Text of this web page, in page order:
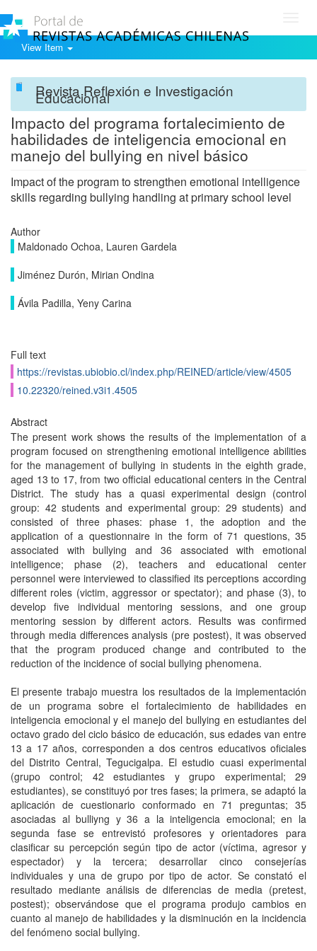
View Item
Revista Reflexión e Investigación
Educacional
Impacto del programa fortalecimiento de
habilidades de inteligencia emocional en
manejo del bullying en nivel básico
Impact of the program to strengthen emotional intelligence
skills regarding bullying handling at primary school level
Author
Maldonado Ochoa, Lauren Gardela
Jiménez Durón, Mirian Ondina
Ávila Padilla, Yeny Carina
Full text
https://revistas.ubiobio.cl/index.php/REINED/article/view/4505
10.22320/reined.v3i1.4505
Abstract
The present work shows the results of the implementation of a
program focused on strengthening emotional intelligence abilities
for the management of bullying in students in the eighth grade,
aged 13 to 17, from two official educational centers in the Central
District. The study has a quasi experimental design (control
group: 42 students and experimental group: 29 students) and
consisted of three phases: phase 1, the adoption and the
application of a questionnaire in the form of 71 questions, 35
associated with bullying and 36 associated with emotional
intelligence; phase (2), teachers and educational center
personnel were interviewed to classified its perceptions according
different roles (victim, aggressor or spectator); and phase (3), to
develop five individual mentoring sessions, and one group
mentoring session by different actors. Results was confirmed
through media differences analysis (pre postest), it was observed
that the program produced change and contributed to the
reduction of the incidence of social bullying phenomena.
El presente trabajo muestra los resultados de la implementación
de un programa sobre el fortalecimiento de habilidades en
inteligencia emocional y el manejo del bullying en estudiantes del
octavo grado del ciclo básico de educación, sus edades van entre
13 a 17 años, corresponden a dos centros educativos oficiales
del Distrito Central, Tegucigalpa. El estudio cuasi experimental
(grupo control; 42 estudiantes y grupo experimental; 29
estudiantes), se constituyó por tres fases; la primera, se adaptó la
aplicación de cuestionario conformado en 71 preguntas; 35
asociadas al bulliyng y 36 a la inteligencia emocional; en la
segunda fase se entrevistó profesores y orientadores para
clasificar su percepción según tipo de actor (víctima, agresor y
espectador) y la tercera; desarrollar cinco consejerías
individuales y una de grupo por tipo de actor. Se constató el
resultado mediante análisis de diferencias de media (pretest,
postest); observándose que el programa produjo cambios en
cuanto al manejo de habilidades y la disminución en la incidencia
del fenómeno social bullying.